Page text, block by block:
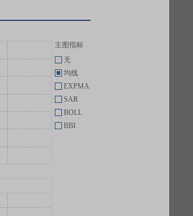
主图指标
无
均线
EXPMA
SAR
BOLL
BBI